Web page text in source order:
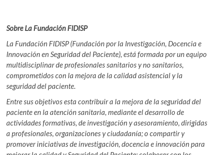
Sobre La Fundación FIDISP
La Fundación FIDISP (Fundación por la Investigación, Docencia e
Innovación en Seguridad del Paciente), está formada por un equipo
multidisciplinar de profesionales sanitarios y no sanitarios,
comprometidos con la mejora de la calidad asistencial y la
seguridad del paciente.
Entre sus objetivos esta contribuir a la mejora de la seguridad del
paciente en la atención sanitaria, mediante el desarrollo de
actividades formativas, de investigación y asesoramiento, dirigidas
a profesionales, organizaciones y ciudadanía; o compartir y
promover iniciativas de investigación, docencia e innovación para